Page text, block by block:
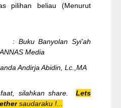
pilihan beliau (Menurut
Banyolan Syi’ah
Media
Abidin, Lc.,MA
silahkan share. Lets
saudaraku !...